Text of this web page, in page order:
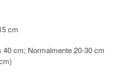
cm
40 cm; Normalmente 20-30 cm